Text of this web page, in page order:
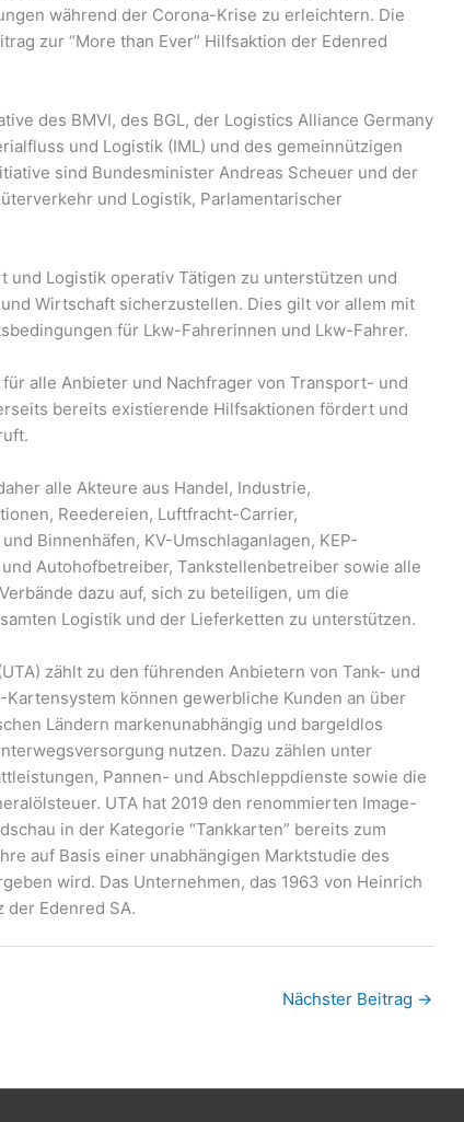
während der Corona-Krise zu erleichtern. Die
zur “More than Ever” Hilfsaktion der Edenred
des BMVI, des BGL, der Logistics Alliance Germany
und Logistik (IML) und des gemeinnützigen
sind Bundesminister Andreas Scheuer und der
und Logistik, Parlamentarischer
und Logistik operativ Tätigen zu unterstützen und
Wirtschaft sicherzustellen. Dies gilt vor allem mit
für Lkw-Fahrerinnen und Lkw-Fahrer.
alle Anbieter und Nachfrager von Transport- und
bereits existierende Hilfsaktionen fördert und
alle Akteure aus Handel, Industrie,
Reedereien, Luftfracht-Carrier,
Binnenhäfen, KV-Umschlaganlagen, KEP-
Autohofbetreiber, Tankstellenbetreiber sowie alle
dazu auf, sich zu beteiligen, um die
Logistik und der Lieferketten zu unterstützen.
zählt zu den führenden Anbietern von Tank- und
können gewerbliche Kunden an über
Ländern markenunabhängig und bargeldlos
nutzen. Dazu zählen unter
Pannen- und Abschleppdienste sowie die
UTA hat 2019 den renommierten Image-
in der Kategorie “Tankkarten” bereits zum
auf Basis einer unabhängigen Marktstudie des
wird. Das Unternehmen, das 1963 von Heinrich
Edenred SA.
Nächster Beitrag →